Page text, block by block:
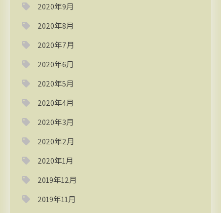
2020年9月
2020年8月
2020年7月
2020年6月
2020年5月
2020年4月
2020年3月
2020年2月
2020年1月
2019年12月
2019年11月